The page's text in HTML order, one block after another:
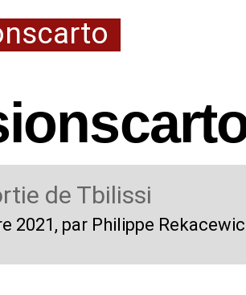
de Tbilissi
2021 , par Philippe